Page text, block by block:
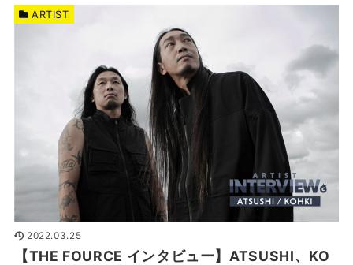
2022.03.25
【THE FOURCE インタビュー】ATSUSHI、KO
ARTIST